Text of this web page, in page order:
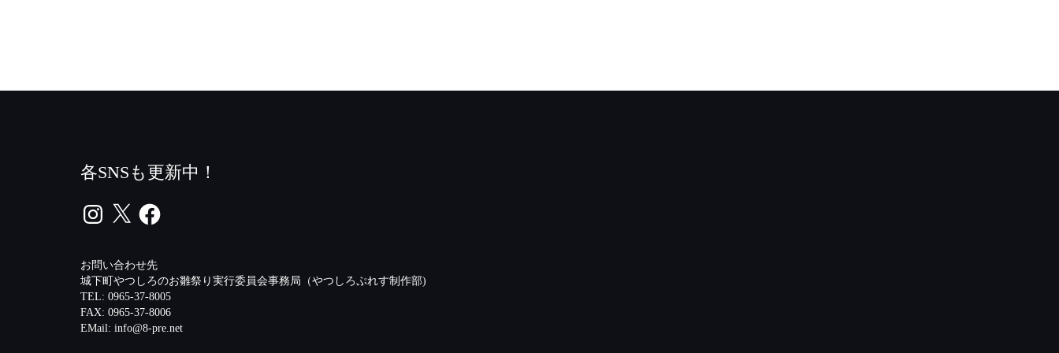
各SNSも更新中！
Instagram
X Facebook
お問い合わせ先
城下町やつしろのお雛祭り実行委員会事務局（やつしろぷれす制作部)
TEL: 0965-37-8005
FAX: 0965-37-8006
EMail: info@8-pre.net